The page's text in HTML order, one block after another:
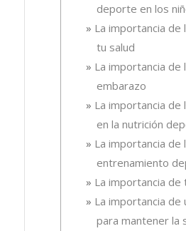
deporte en los
La importancia de
tu salud
La importancia de
embarazo
La importancia de
en la nutrición
La importancia de
entrenamiento
La importancia de
La importancia de
para mantener la